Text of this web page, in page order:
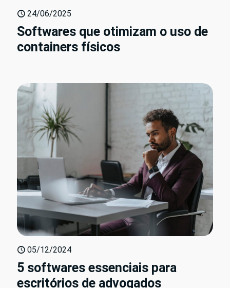
24/06/2025
Softwares que otimizam o uso de
containers físicos
05/12/2024
5 softwares essenciais para
escritórios de advogados